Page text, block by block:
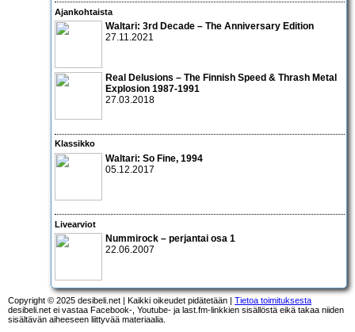
Ajankohtaista
Waltari: 3rd Decade – The Anniversary Edition
27.11.2021
Real Delusions – The Finnish Speed & Thrash Metal
Explosion 1987-1991
27.03.2018
Klassikko
Waltari: So Fine, 1994
05.12.2017
Livearviot
Nummirock – perjantai osa 1
22.06.2007
Copyright © 2025 desibeli.net | Kaikki oikeudet pidätetään | Tietoa toimituksesta
desibeli.net ei vastaa Facebook-, Youtube- ja last.fm-linkkien sisällöstä eikä takaa niiden
sisältävän aiheeseen liittyvää materiaalia.